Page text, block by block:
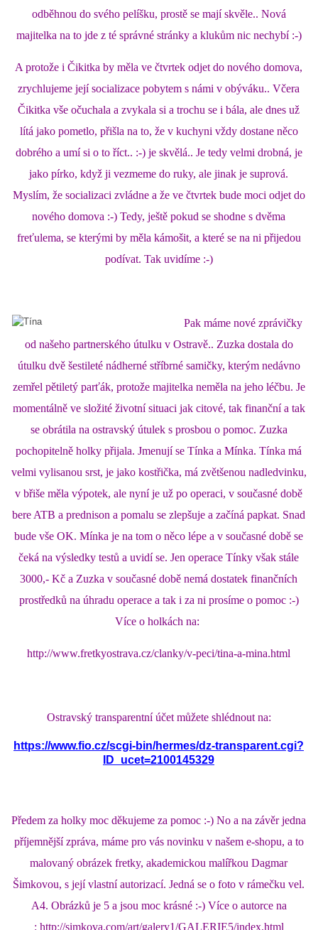
odběhnou do svého pelíšku, prostě se mají skvěle.. Nová
majitelka na to jde z té správné stránky a klukům nic nechybí :-)
A protože i Čikitka by měla ve čtvrtek odjet do nového domova,
zrychlujeme její socializace pobytem s námi v obýváku.. Včera
Čikitka vše očuchala a zvykala si a trochu se i bála, ale dnes už
lítá jako pometlo, přišla na to, že v kuchyni vždy dostane něco
dobrého a umí si o to říct.. :-) je skvělá.. Je tedy velmi drobná, je
jako pírko, když ji vezmeme do ruky, ale jinak je suprová.
Myslím, že socializaci zvládne a že ve čtvrtek bude moci odjet do
nového domova :-) Tedy, ještě pokud se shodne s dvěma
freťulema, se kterými by měla kámošit, a které se na ni přijedou
podívat. Tak uvidíme :-)
Pak máme nové zprávičky
od našeho partnerského útulku v Ostravě.. Zuzka dostala do
útulku dvě šestileté nádherné stříbrné samičky, kterým nedávno
zemřel pětiletý parťák, protože majitelka neměla na jeho léčbu. Je
momentálně ve složité životní situaci jak citové, tak finanční a tak
se obrátila na ostravský útulek s prosbou o pomoc. Zuzka
pochopitelně holky přijala. Jmenují se Tínka a Mínka. Tínka má
velmi vylisanou srst, je jako kostřička, má zvětšenou nadledvinku,
v břiše měla výpotek, ale nyní je už po operaci, v současné době
bere ATB a prednison a pomalu se zlepšuje a začíná papkat. Snad
bude vše OK. Mínka je na tom o něco lépe a v současné době se
čeká na výsledky testů a uvidí se. Jen operace Tínky však stále
3000,- Kč a Zuzka v současné době nemá dostatek finančních
prostředků na úhradu operace a tak i za ni prosíme o pomoc :-)
Více o holkách na:
http://www.fretkyostrava.cz/clanky/v-peci/tina-a-mina.html
Ostravský transparentní účet můžete shlédnout na:
https://www.fio.cz/scgi-bin/hermes/dz-transparent.cgi?
ID_ucet=2100145329
Předem za holky moc děkujeme za pomoc :-) No a na závěr jedna
příjemnější zpráva, máme pro vás novinku v našem e-shopu, a to
malovaný obrázek fretky, akademickou malířkou Dagmar
Šimkovou, s její vlastní autorizací. Jedná se o foto v rámečku vel.
A4. Obrázků je 5 a jsou moc krásné :-) Více o autorce na
: http://simkova.com/art/galery1/GALERIE5/index.html